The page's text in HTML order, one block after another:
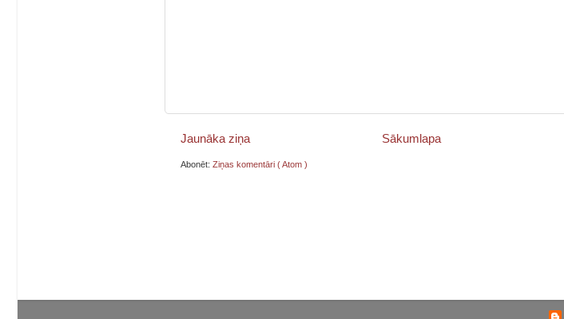
Jaunāka ziņa Sākumlapa
Abonēt: Ziņas komentāri ( Atom )